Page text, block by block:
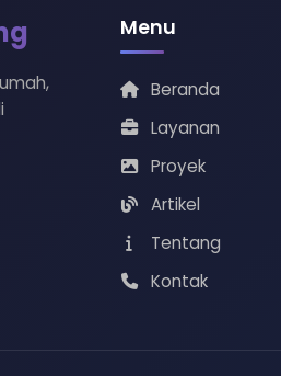
Menu
Beranda
Layanan
Proyek
Artikel
Tentang
Kontak